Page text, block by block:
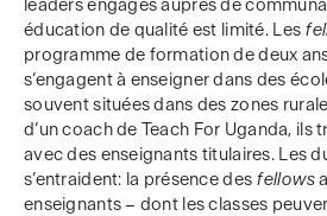
leaders engagés auprès de
éducation de qualité est limité. Les
programme de formation de deux
s’engagent à enseigner dans des
souvent situées dans des zones
d’un coach de Teach For Uganda, ils
avec des enseignants titulaires. Les
s’entraident: la présence des fellows
enseignants – dont les classes